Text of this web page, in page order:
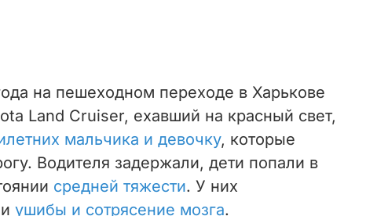
на пешеходном переходе в Харькове
Land Cruiser, ехавший на красный свет,
мальчика и девочку, которые
Водителя задержали, дети попали в
средней тяжести. У них
ушибы и сотрясение мозга.